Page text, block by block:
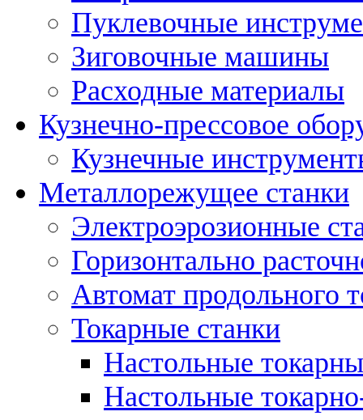
Пуклевочные
Зиговочные машины
Расходные материалы
Кузнечно-прессовое
Кузнечные
Металлорежущее станки
Электроэрозионные
Горизонтально
Автомат продольного
Токарные станки
Настольные
Настольные